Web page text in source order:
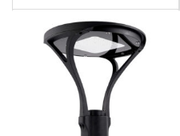
DESCRIPCIÓN DEL
ARTÍCULO
Luminaria vial para
alumbrado público modelo